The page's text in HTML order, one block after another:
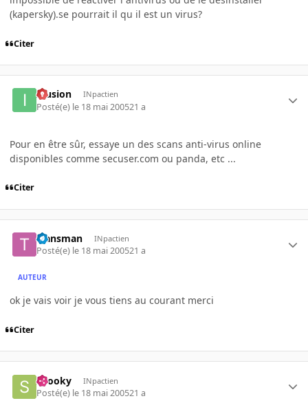
(kapersky).se pourrait il qu il est un virus?
Citer
Illusion INpactien
Posté(e) le 18 mai 200521 a
Pour en être sûr, essaye un des scans anti-virus online
disponibles comme secuser.com ou panda, etc ...
Citer
transman INpactien
Posté(e) le 18 mai 200521 a
AUTEUR
ok je vais voir je vous tiens au courant merci
Citer
snooky INpactien
Posté(e) le 18 mai 200521 a